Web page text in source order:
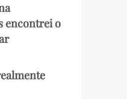
encontrei o